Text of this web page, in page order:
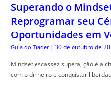
Superando o
Reprogramar seu
Oportunidades em
Guia do Trader | 30 de outubro de
Mindset escassez supera, ção é a
com o dinheiro e conquistar